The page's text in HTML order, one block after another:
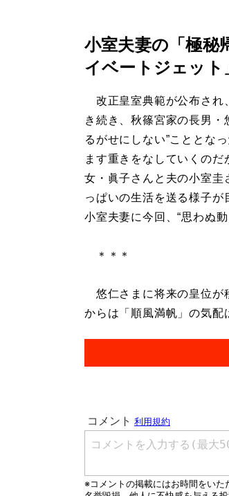
小室夫妻の「極
イベートジェッ
改正皇室典範が公布され
き続き、秋篠宮家の長男・
るがせにしない”こととな
ます重きをなしていくの
女・眞子さんと夫の小室圭
っぱいの生活を送る様子が
小室夫妻に今回、“思わぬ動
＊＊＊
悠仁さまに将来の皇位が
からは「順風満帆」の気配